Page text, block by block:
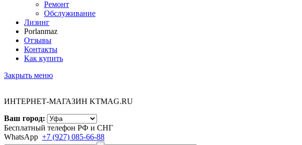
Ремонт
Обслуживание
Лизинг
Porlanmaz
Отзывы
Контакты
Как купить
Закрыть меню
ИНТЕРНЕТ-МАГАЗИН KTMAG.RU
Ваш город:
Бесплатный телефон РФ и СНГ
WhatsApp +7 (927) 085-66-88